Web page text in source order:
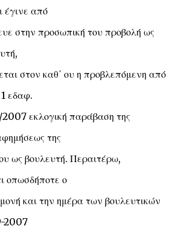
έγινε από
στην προσωπική του προβολή ως
στον καθ΄ ου η προβλεπόμενη από
εδαφ.
εκλογική παράβαση της
της
ως βουλευτή. Περαιτέρω,
οπωσδήποτε ο
και την ημέρα των βουλευτικών
2007